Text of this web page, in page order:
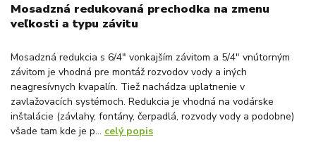
Mosadzná redukovaná prechodka na zmenu
veľkosti a typu závitu
Mosadzná redukcia s 6/4" vonkajším závitom a 5/4" vnútorným
závitom je vhodná pre montáž rozvodov vody a iných
neagresívnych kvapalín. Tiež nachádza uplatnenie v
zavlažovacích systémoch. Redukcia je vhodná na vodárske
inštalácie (závlahy, fontány, čerpadlá, rozvody vody a podobne)
všade tam kde je p... celý popis